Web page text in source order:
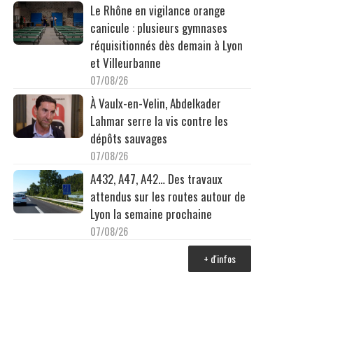
Le Rhône en vigilance orange
canicule : plusieurs gymnases
réquisitionnés dès demain à Lyon
et Villeurbanne
07/08/26
À Vaulx-en-Velin, Abdelkader
Lahmar serre la vis contre les
dépôts sauvages
07/08/26
A432, A47, A42… Des travaux
attendus sur les routes autour de
Lyon la semaine prochaine
07/08/26
+ d'infos